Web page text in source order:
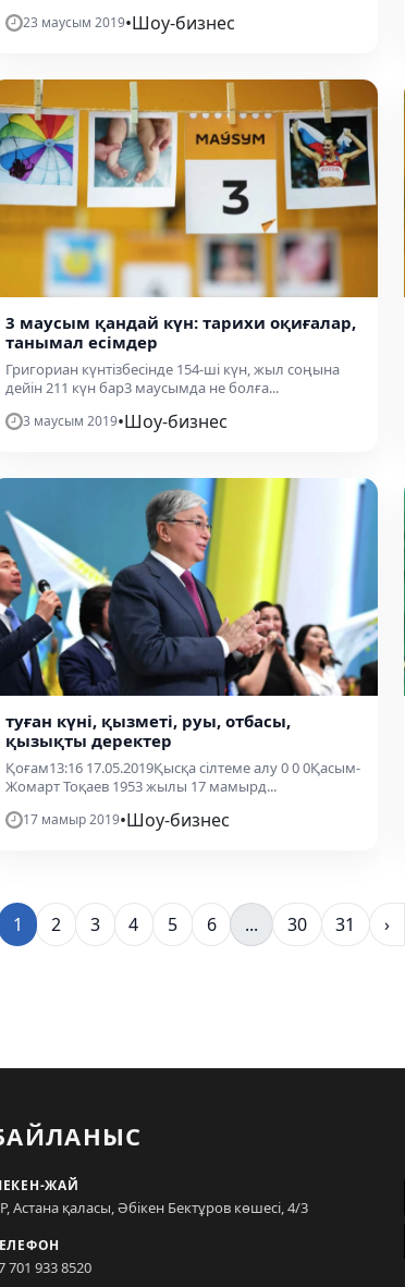
23 маусым 2019•Шоу-бизнес
3 маусым қандай күн: тарихи оқиғалар,
танымал есімдер
Григориан күнтізбесінде 154-ші күн, жыл соңына
дейін 211 күн бар3 маусымда не болға...
3 маусым 2019•Шоу-бизнес
туған күні, қызметі, руы, отбасы,
қызықты деректер
Қоғам13:16 17.05.2019Қысқа сілтеме алу 0 0 0Қасым-
Жомарт Тоқаев 1953 жылы 17 мамырд...
17 мамыр 2019•Шоу-бизнес
1 2 3 4 5 6 ... 30 31 ›
ЖАЙ
Астана қаласы, Әбікен Бектұров көшесі, 4/3
701 933 8520